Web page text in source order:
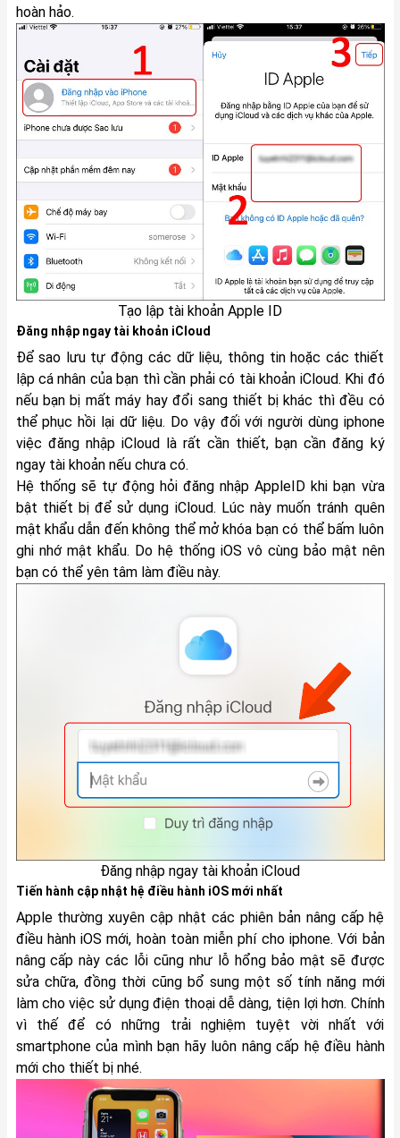
hoàn hảo.
Tạo lập tài khoản Apple ID
Đăng nhập ngay tài khoản iCloud
Để sao lưu tự động các dữ liệu, thông tin hoặc các thiết
lập cá nhân của bạn thì cần phải có tài khoản iCloud. Khi đó
nếu bạn bị mất máy hay đổi sang thiết bị khác thì đều có
thể phục hồi lại dữ liệu. Do vậy đối với người dùng iphone
việc đăng nhập iCloud là rất cần thiết, bạn cần đăng ký
ngay tài khoản nếu chưa có.
Hệ thống sẽ tự động hỏi đăng nhập AppleID khi bạn vừa
bật thiết bị để sử dụng iCloud. Lúc này muốn tránh quên
mật khẩu dẫn đến không thể mở khóa bạn có thể bấm luôn
ghi nhớ mật khẩu. Do hệ thống iOS vô cùng bảo mật nên
bạn có thể yên tâm làm điều này.
Đăng nhập ngay tài khoản iCloud
Tiến hành cập nhật hệ điều hành iOS mới nhất
Apple thường xuyên cập nhật các phiên bản nâng cấp hệ
điều hành iOS mới, hoàn toàn miễn phí cho iphone. Với bản
nâng cấp này các lỗi cũng như lỗ hổng bảo mật sẽ được
sửa chữa, đồng thời cũng bổ sung một số tính năng mới
làm cho việc sử dụng điện thoại dễ dàng, tiện lợi hơn. Chính
vì thế để có những trải nghiệm tuyệt vời nhất với
smartphone của mình bạn hãy luôn nâng cấp hệ điều hành
mới cho thiết bị nhé.